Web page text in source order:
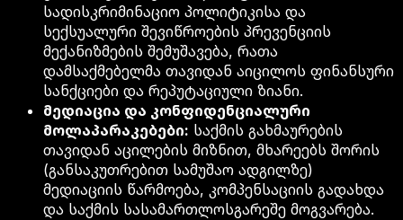
სადისკრიმინაციო პოლიტიკისა და
სექსუალური შევიწროების პრევენციის
მექანიზმების შემუშავება, რათა
დამსაქმებელმა თავიდან აიცილოს ფინანსური
სანქციები და რეპუტაციული ზიანი.
მედიაცია და კონფიდენციალური
მოლაპარაკებები: საქმის გახმაურების
თავიდან აცილების მიზნით, მხარეებს შორის
(განსაკუთრებით სამუშაო ადგილზე)
მედიაციის წარმოება, კომპენსაციის გადახდა
და საქმის სასამართლოსგარეშე მოგვარება.